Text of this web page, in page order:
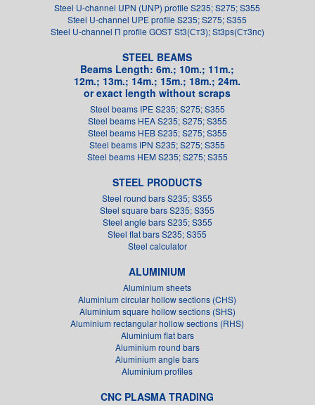
Steel U-channel UPN (UNP) profile S235; S275; S355
Steel U-channel UPE profile S235; S275; S355
Steel U-channel П profile GOST St3(Ст3); St3ps(Ст3пс)
STEEL BEAMS
Beams Length: 6m.; 10m.; 11m.;
12m.; 13m.; 14m.; 15m.; 18m.; 24m.
or exact length without scraps
Steel beams IPE S235; S275; S355
Steel beams HEA S235; S275; S355
Steel beams HEB S235; S275; S355
Steel beams IPN S235; S275; S355
Steel beams HEM S235; S275; S355
STEEL PRODUCTS
Steel round bars S235; S355
Steel square bars S235; S355
Steel angle bars S235; S355
Steel flat bars S235; S355
Steel calculator
ALUMINIUM
Aluminium sheets
Aluminium circular hollow sections (CHS)
Aluminium square hollow sections (SHS)
Aluminium rectangular hollow sections (RHS)
Aluminium flat bars
Aluminium round bars
Aluminium angle bars
Aluminium profiles
CNC PLASMA TRADING